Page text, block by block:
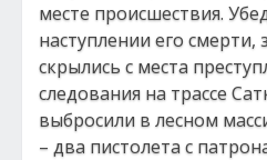
месте происшествия.
наступлении его
скрылись с места
следования на трассе
выбросили в лесном
– два пистолета с